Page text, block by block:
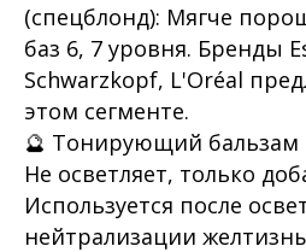
(спецблонд): Мягче
баз 6, 7 уровня. Бренды
Schwarzkopf, L'Oréal
этом сегменте.
🔮 Тонирующий бальзам
Не осветляет, только
Используется после
нейтрализации